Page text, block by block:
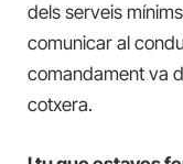
dels serveis
comunicar al
comandament va
cotxera.